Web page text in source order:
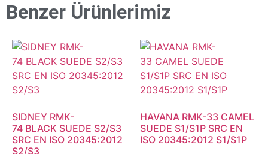
Benzer Ürünlerimiz
SIDNEY RMK-
74 BLACK SUEDE S2/S3
SRC EN ISO 20345:2012
S2/S3
HAVANA RMK-33 CAMEL
SUEDE S1/S1P SRC EN
ISO 20345:2012 S1/S1P